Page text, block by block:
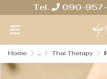
Tel. 090-
Home ... Thai Therapy